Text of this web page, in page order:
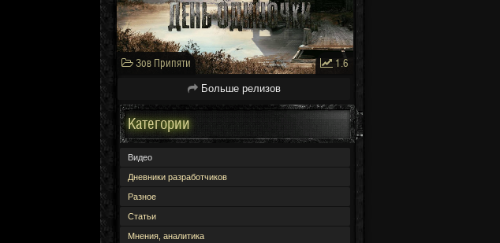
Зов Припяти 1.6
Больше релизов
Категории
Видео
Дневники разработчиков
Разное
Статьи
Мнения, аналитика